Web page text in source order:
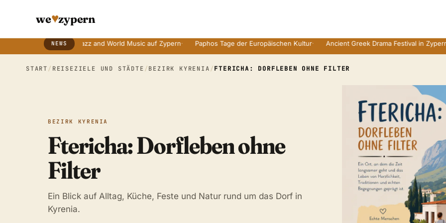
we♥zypern
NEWS
Breaking News Ticker
Jazz and World Music auf Zypern· Paphos Tage der Europäischen Kultur· Ancient Greek Drama Festival in Zyperns
START/ REISEZIELE UND STÄDTE/BEZIRK KYRENIA/FTERICHA: DORFLEBEN OHNE FILTER
BEZIRK KYRENIA
Ftericha: Dorfleben ohne
Filter
Ein Blick auf Alltag, Küche, Feste und Natur rund um das Dorf in
Kyrenia.